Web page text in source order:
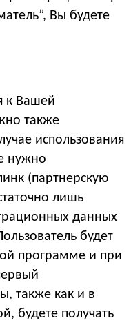
Вы будете
к Вашей
также
использования
нужно
(партнерскую
лишь
данных
будет
программе и при
также как и в
будете получать